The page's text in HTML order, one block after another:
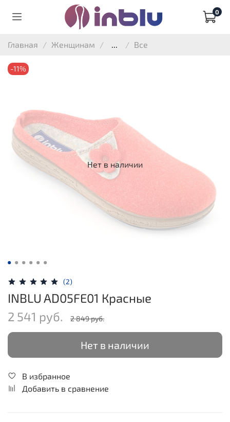
0
Главная Женщинам ... Все
Нет в наличии
-11%
(2)
INBLU AD05FE01 Красные
2 541 руб.
2 849 руб.
Нет в наличии
В избранное
Добавить в сравнение